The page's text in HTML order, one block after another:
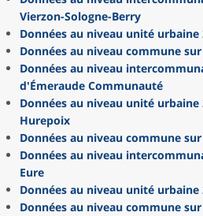
Vierzon-Sologne-Berry
Données au niveau unité urbaine
Données au niveau commune
Données au niveau
d'Émeraude Communauté
Données au niveau unité urbaine
Hurepoix
Données au niveau commune
Données au niveau
Eure
Données au niveau unité urbaine
Données au niveau commune sur